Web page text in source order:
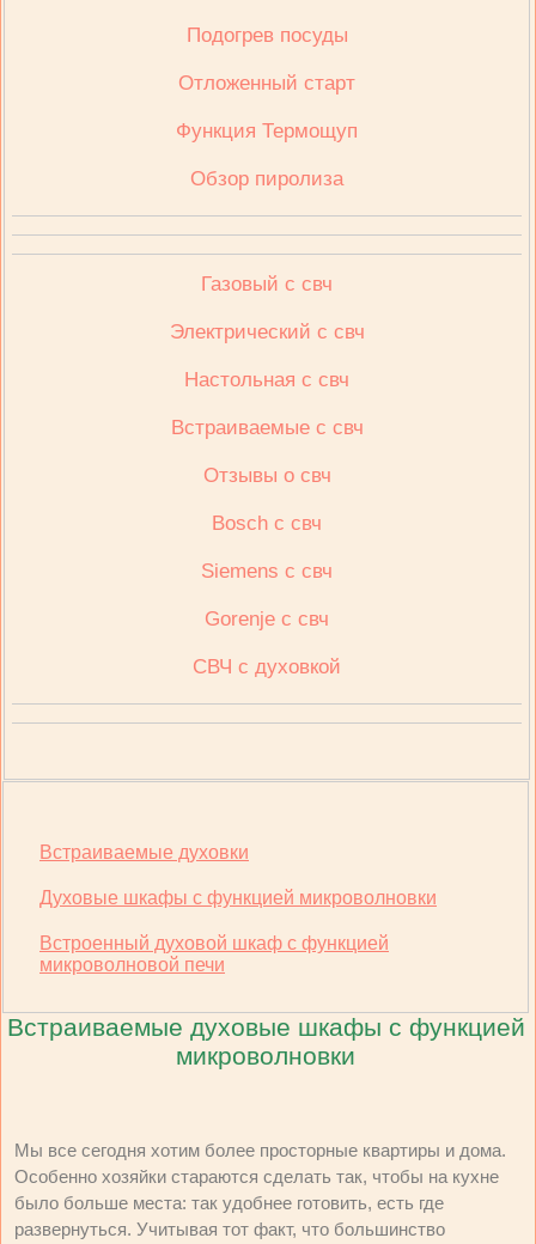
Подогрев посуды
Отложенный старт
Функция Термощуп
Обзор пиролиза
Газовый с свч
Электрический с свч
Настольная с свч
Встраиваемые с свч
Отзывы о свч
Bosch с свч
Siemens с свч
Gorenje с свч
СВЧ с духовкой
Встраиваемые духовки
Духовые шкафы с функцией микроволновки
Встроенный духовой шкаф с функцией
микроволновой печи
Встраиваемые духовые шкафы с функцией
микроволновки
Мы все сегодня хотим более просторные квартиры и дома.
Особенно хозяйки стараются сделать так, чтобы на кухне
было больше места: так удобнее готовить, есть где
развернуться. Учитывая тот факт, что большинство